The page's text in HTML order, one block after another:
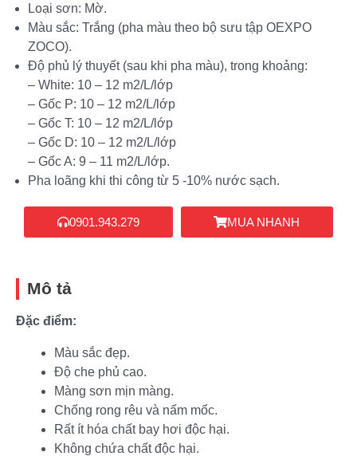
Loại sơn: Mờ.
Màu sắc: Trắng (pha màu theo bộ sưu tập OEXPO
ZOCO).
Độ phủ lý thuyết (sau khi pha màu), trong khoảng:
– White: 10 – 12 m2/L/lớp
– Gốc P: 10 – 12 m2/L/lớp
– Gốc T: 10 – 12 m2/L/lớp
– Gốc D: 10 – 12 m2/L/lớp
– Gốc A: 9 – 11 m2/L/lớp.
Pha loãng khi thi công từ 5 -10% nước sạch.
0901.943.279 MUA NHANH
Mô tả
Đặc điểm:
Màu sắc đẹp.
Độ che phủ cao.
Màng sơn mịn màng.
Chống rong rêu và nấm mốc.
Rất ít hóa chất bay hơi độc hại.
Không chứa chất độc hại.